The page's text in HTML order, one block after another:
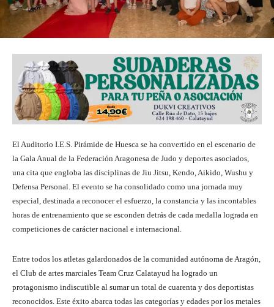
El Auditorio I.E.S. Pirámide de Huesca se ha convertido en el escenario de
la Gala Anual de la Federación Aragonesa de Judo y deportes asociados,
una cita que engloba las disciplinas de Jiu Jitsu, Kendo, Aikido, Wushu y
Defensa Personal. El evento se ha consolidado como una jornada muy
especial, destinada a reconocer el esfuerzo, la constancia y las incontables
horas de entrenamiento que se esconden detrás de cada medalla lograda en
competiciones de carácter nacional e internacional.
Entre todos los atletas galardonados de la comunidad autónoma de Aragón,
el Club de artes marciales Team Cruz Calatayud ha logrado un
protagonismo indiscutible al sumar un total de cuarenta y dos deportistas
reconocidos. Este éxito abarca todas las categorías y edades por los metales